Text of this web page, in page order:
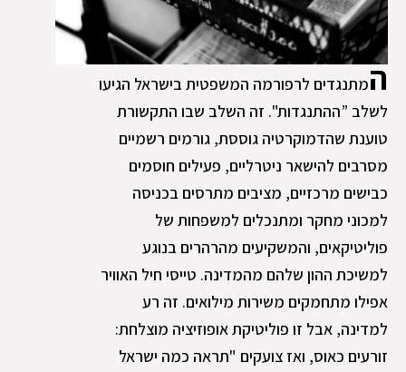
המתנגדים לרפורמה המשפטית בישראל הגיעו
לשלב ”ההתנגדות". זה השלב שבו התקשורת
טוענת שהדמוקרטיה גוססת, גורמים רשמיים
מסרבים להישאר ניטרליים, פעילים חוסמים
כבישים מרכזיים, מציבים מתרסים בכניסה
למכוני מחקר ומתנכלים למשפחות של
פוליטיקאים, והמשקיעים מהרהרים בנוגע
למשיכת ההון שלהם מהמדינה. טייסי חיל האוויר
אפילו מתחמקים משירות מילואים. זה רע
למדינה, אבל זו פוליטיקת אופוזיציה מוצלחת:
זורעים כאוס, ואז צועקים "תראה כמה ישראל